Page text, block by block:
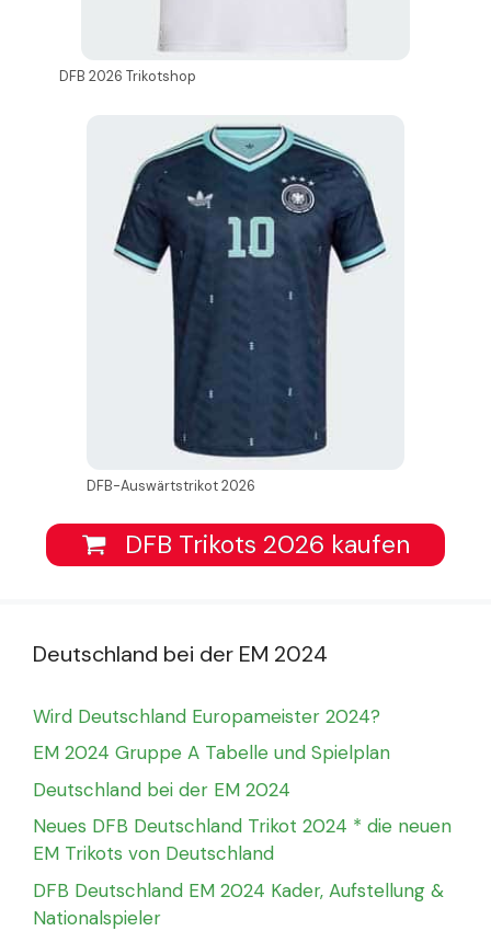
DFB 2026 Trikotshop
DFB-Auswärtstrikot 2026
DFB Trikots 2026 kaufen
Deutschland bei der EM 2024
Wird Deutschland Europameister 2024?
EM 2024 Gruppe A Tabelle und Spielplan
Deutschland bei der EM 2024
Neues DFB Deutschland Trikot 2024 * die neuen
EM Trikots von Deutschland
DFB Deutschland EM 2024 Kader, Aufstellung &
Nationalspieler